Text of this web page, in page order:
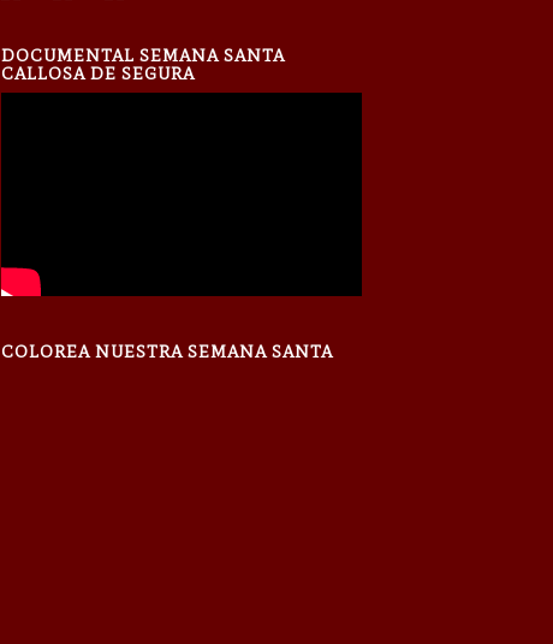
DOCUMENTAL SEMANA SANTA
CALLOSA DE SEGURA
COLOREA NUESTRA SEMANA SANTA